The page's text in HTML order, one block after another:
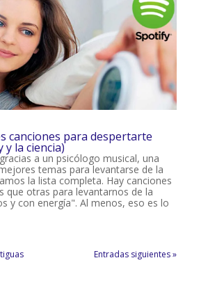
canciones para despertarte
y la ciencia)
a un psicólogo musical, una
temas para levantarse de la
la lista completa. Hay canciones
que otras para levantarnos de la
y con energía". Al menos, eso es lo
Entradas siguientes »